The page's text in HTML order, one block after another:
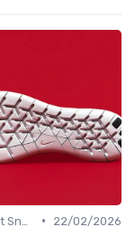
•
22/02/2026